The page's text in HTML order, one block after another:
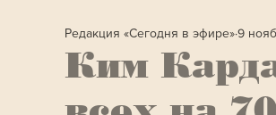
Ким
Редакция «Сегодня в эфире»9